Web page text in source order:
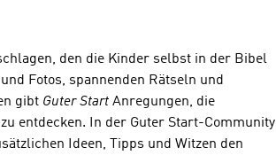
den die Kinder selbst in der Bibel
Fotos, spannenden Rätseln und
gibt Guter Start Anregungen, die
entdecken. In der Guter Start-Community
Ideen, Tipps und Witzen den